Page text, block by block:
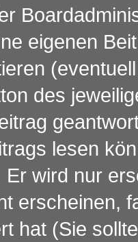
eigenen
des
lesen
Er wird nur
erscheinen,
hat (Sie